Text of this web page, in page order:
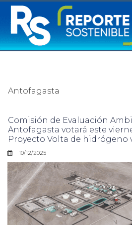
Antofagasta
Comisión de Evaluación
Antofagasta votará este
Proyecto Volta de hidrógeno
10/12/2025